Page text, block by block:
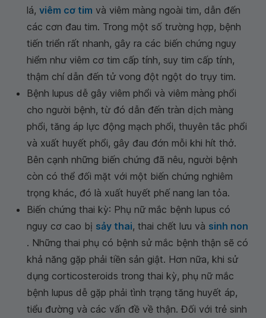
lá, viêm cơ tim và viêm màng ngoài tim, dẫn đến
các cơn đau tim. Trong một số trường hợp, bệnh
tiến triển rất nhanh, gây ra các biến chứng nguy
hiểm như viêm cơ tim cấp tính, suy tim cấp tính,
thậm chí dẫn đến tử vong đột ngột do trụy tim.
Bệnh lupus dễ gây viêm phổi và viêm màng phổi
cho người bệnh, từ đó dẫn đến tràn dịch màng
phổi, tăng áp lực động mạch phổi, thuyên tắc phổi
và xuất huyết phổi, gây đau đớn mỗi khi hít thở.
Bên cạnh những biến chứng đã nêu, người bệnh
còn có thể đối mặt với một biến chứng nghiêm
trọng khác, đó là xuất huyết phế nang lan tỏa.
Biến chứng thai kỳ: Phụ nữ mắc bệnh lupus có
nguy cơ cao bị sảy thai, thai chết lưu và sinh non
. Những thai phụ có bệnh sử mắc bệnh thận sẽ có
khả năng gặp phải tiền sản giật. Hơn nữa, khi sử
dụng corticosteroids trong thai kỳ, phụ nữ mắc
bệnh lupus dễ gặp phải tình trạng tăng huyết áp,
tiểu đường và các vấn đề về thận. Đối với trẻ sinh